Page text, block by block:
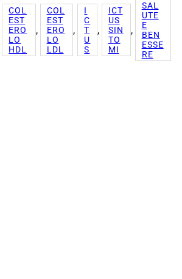
COL
EST
ERO
LO
HDL
,
COL
EST
ERO
LO
LDL
,
I
C
T
U
S
,
ICT
US
SIN
TO
MI
,
SAL
UTE
E
BEN
ESSE
RE